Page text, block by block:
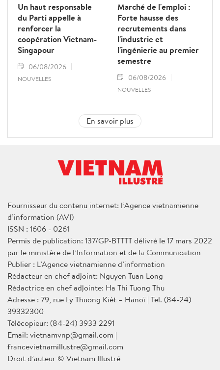
Un haut responsable
du Parti appelle à
renforcer la
coopération Vietnam-
Singapour
06/08/2026
NOUVELLES
Marché de l'emploi :
Forte hausse des
recrutements dans
l'industrie et
l'ingénierie au premier
semestre
06/08/2026
NOUVELLES
En savoir plus
Fournisseur du contenu internet: l’Agence vietnamienne
d’information (AVI)
ISSN : 1606 - 0261
Permis de publication: 137/GP-BTTTT délivré le 17 mars 2022
par le ministère de l’Information et de la Communication
Publier : L’Agence vietnamienne d’information
Rédacteur en chef adjoint: Nguyen Tuan Long
Rédactrice en chef adjointe: Ha Thi Tuong Thu
Adresse : 79, rue Ly Thuong Kiêt – Hanoï | Tel. (84-24)
39332300
Télécopieur: (84-24) 3933 2291
Email: vietnamvnp@gmail.com |
francevietnamillustre@gmail.com
Droit d’auteur © Vietnam Illustré